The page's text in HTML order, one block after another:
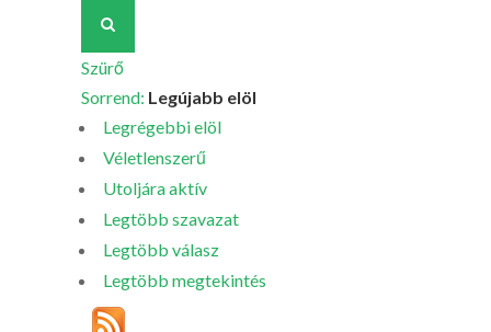
Szürő
Sorrend: Legújabb elöl
Legrégebbi elöl
Véletlenszerű
Utoljára aktív
Legtöbb szavazat
Legtöbb válasz
Legtöbb megtekintés